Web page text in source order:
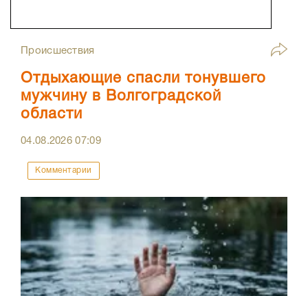
Происшествия
Отдыхающие спасли тонувшего
мужчину в Волгоградской
области
04.08.202607:09
Комментарии